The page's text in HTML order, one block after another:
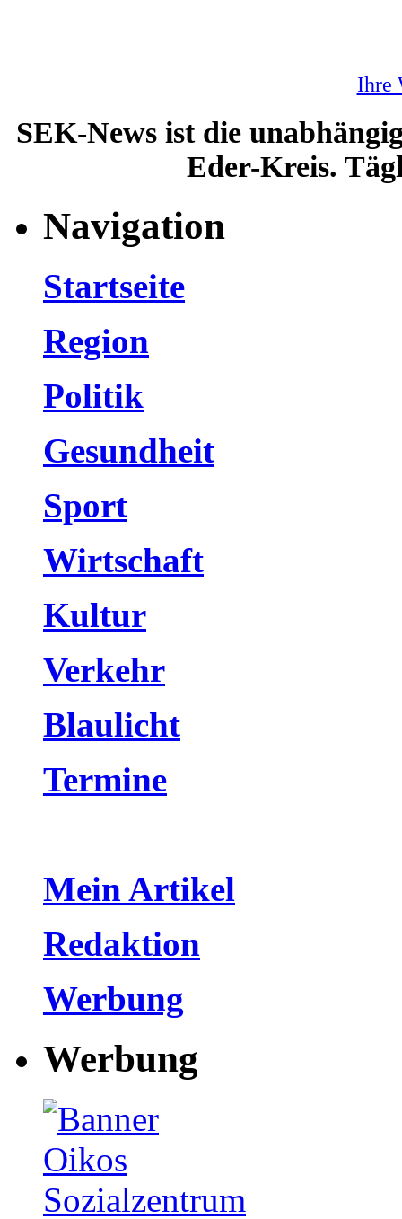
Ihre
SEK-News ist die
Eder-Kreis.
Navigation
Startseite
Region
Politik
Gesundheit
Sport
Wirtschaft
Kultur
Verkehr
Blaulicht
Termine
Mein Artikel
Redaktion
Werbung
Werbung